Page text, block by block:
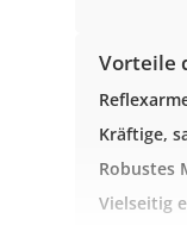
Vorteile
Kräftige,
Robustes
Vielseitig